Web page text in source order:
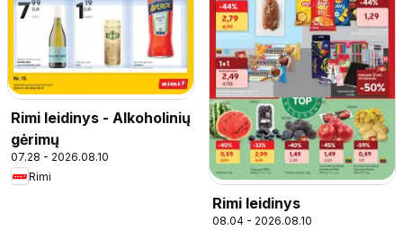
Rimi leidinys - Alkoholinių
gėrimų
07.28 - 2026.08.10
Rimi
Rimi leidinys
08.04 - 2026.08.10